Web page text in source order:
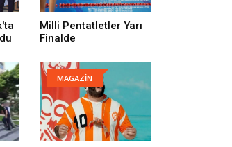
Milli Pentatletler Yarı
Finalde
MAGAZİN